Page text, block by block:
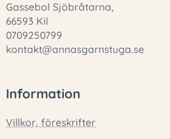
Gassebol Sjöbråtarna,
66593 Kil
0709250799
kontakt@annasgarnstuga.se
Information
Villkor, föreskrifter